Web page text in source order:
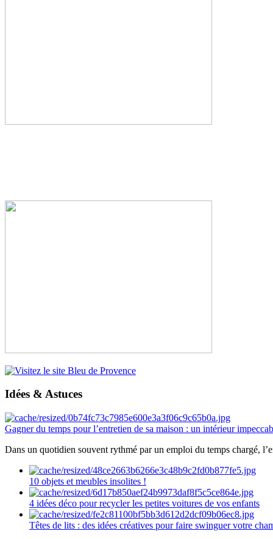
Idées & Astuces
Gagner du temps pour l’entretien de sa maison : un intérieur
Dans un quotidien souvent rythmé par un emploi du temps chargé,
10 objets et meubles insolites !
4 idées déco pour recycler les petites voitures de vos enfants
Têtes de lits : des idées créatives pour faire swinguer votre